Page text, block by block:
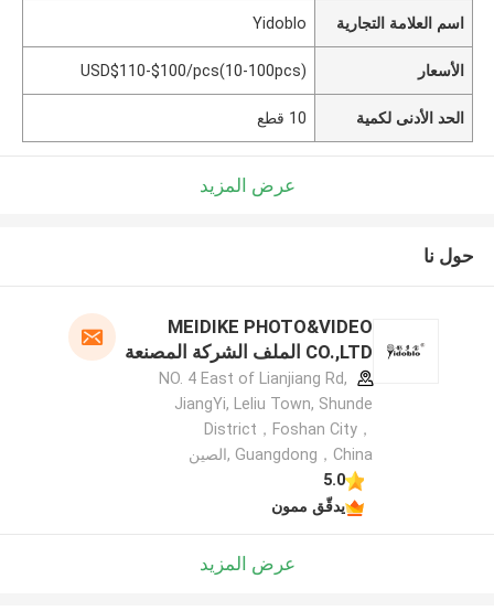
اسم العلامة التجارية Yidoblo
الأسعار USD$110-$100/pcs(10-100pcs)
الحد الأدنى لكمية 10 قطع
عرض المزيد
حول نا
MEIDIKE PHOTO&VIDEO
CO.,LTD الملف الشركة المصنعة
NO. 4 East of Lianjiang Rd,
JiangYi, Leliu Town, Shunde
District，Foshan City，
Guangdong，China ,الصين
5.0
يدقّق ممون
عرض المزيد